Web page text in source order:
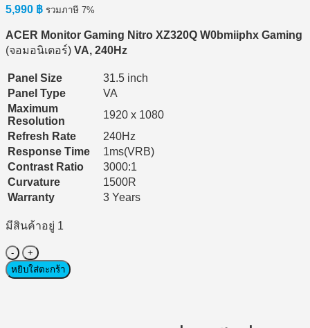
5,990 ฿ รวมภาษี 7%
ACER Monitor Gaming Nitro XZ320Q W0bmiiphx Gaming
(จอมอนิเตอร์) VA, 240Hz
Panel Size
31.5 inch
Panel Type
VA
Maximum
Resolution
1920 x 1080
Refresh Rate
240Hz
Response Time
1ms(VRB)
Contrast Ratio
3000:1
Curvature
1500R
Warranty
3 Years
มีสินค้าอยู่ 1
จำนวน
Monitor
หยิบใส่ตะกร้า